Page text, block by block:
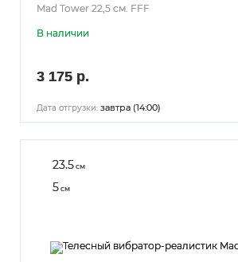
Mad Tower 22,5 см. FFF
В наличии
3 175 р.
Дата отгрузки: завтра (14:00)
23.5см
5см